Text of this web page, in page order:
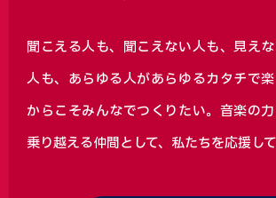
聞こえる人も、聞こえない人も、見え
人も、あらゆる人があらゆるカタチで楽
からこそみんなでつくりたい。音楽の
乗り越える仲間として、私たちを応援して